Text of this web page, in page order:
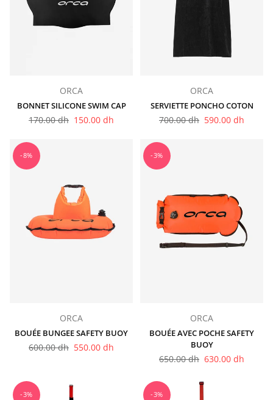
ORCA
BONNET SILICONE SWIM CAP
Prix
170.00 dh 150.00 dh
ORCA
SERVIETTE PONCHO COTON
Prix
700.00 dh 590.00 dh
-8%
ORCA
BOUÉE BUNGEE SAFETY BUOY
Prix
600.00 dh 550.00 dh
-3%
ORCA
BOUÉE AVEC POCHE SAFETY
BUOY
Prix
650.00 dh 630.00 dh
-3% -3%